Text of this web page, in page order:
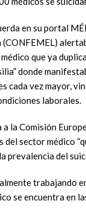
en su portal
que ya
donde
cada vez mayor,
laborales.
la Comisión
sector médico
prevalencia del
trabajando
se encuentra en